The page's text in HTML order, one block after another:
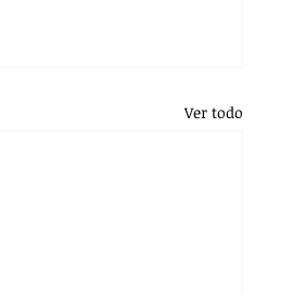
Ver todo